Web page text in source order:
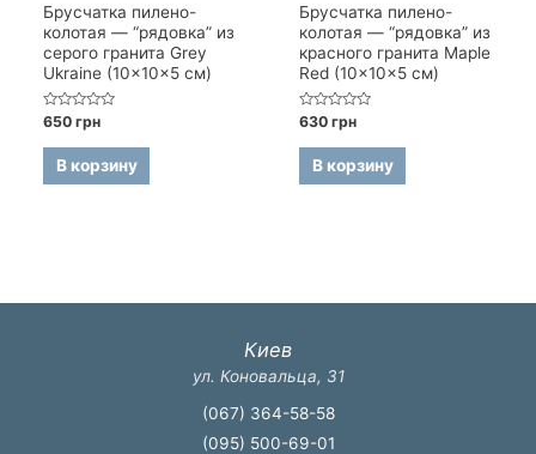
Брусчатка пилено-
колотая — “рядовка” из
серого гранита Grey
Ukraine (10×10×5 см)
Оценка
из
650грн
В корзину
Брусчатка пилено-
колотая — “рядовка” из
красного гранита Maple
Red (10×10×5 см)
Оценка
из
630грн
В корзину
Киев
ул. Коновальца, 31
(067) 364-58-58
(095) 500-69-01